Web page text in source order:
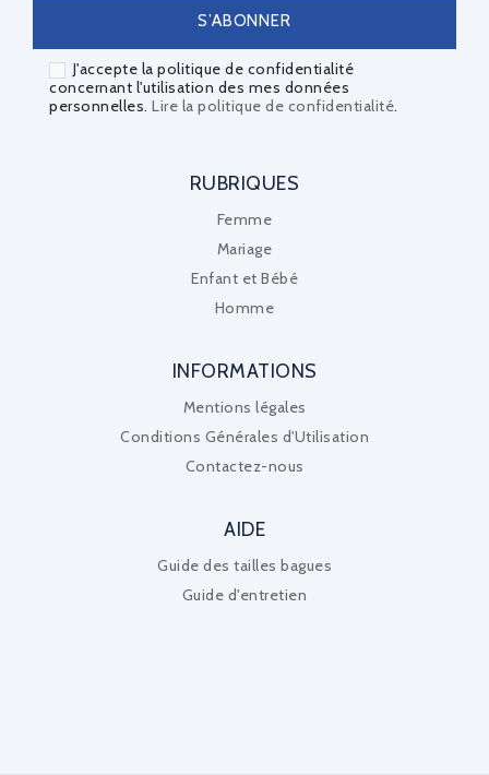
J'accepte la politique de confidentialité
concernant l'utilisation des mes données
personnelles. Lire la politique de confidentialité.
RUBRIQUES
Femme
Mariage
Enfant et Bébé
Homme
INFORMATIONS
Mentions légales
Conditions Générales d'Utilisation
Contactez-nous
AIDE
Guide des tailles bagues
Guide d'entretien